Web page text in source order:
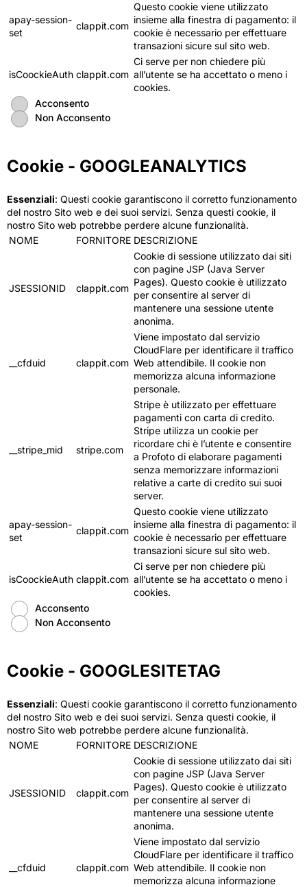
apay-session-
set
clappit.com
Questo cookie viene utilizzato
insieme alla finestra di pagamento: il
cookie è necessario per effettuare
transazioni sicure sul sito web.
isCoockieAuth clappit.com
Ci serve per non chiedere più
all’utente se ha accettato o meno i
cookies.
Acconsento
Non Acconsento
Cookie - GOOGLEANALYTICS
Essenziali: Questi cookie garantiscono il corretto funzionamento
del nostro Sito web e dei suoi servizi. Senza questi cookie, il
nostro Sito web potrebbe perdere alcune funzionalità.
NOME
FORNITORE DESCRIZIONE
JSESSIONID clappit.com
Cookie di sessione utilizzato dai siti
con pagine JSP (Java Server
Pages). Questo cookie è utilizzato
per consentire al server di
mantenere una sessione utente
anonima.
__cfduid clappit.com
Viene impostato dal servizio
CloudFlare per identificare il traffico
Web attendibile. Il cookie non
memorizza alcuna informazione
personale.
__stripe_mid stripe.com
Stripe è utilizzato per effettuare
pagamenti con carta di credito.
Stripe utilizza un cookie per
ricordare chi è l’utente e consentire
a Profoto di elaborare pagamenti
senza memorizzare informazioni
relative a carte di credito sui suoi
server.
apay-session-
set
clappit.com
Questo cookie viene utilizzato
insieme alla finestra di pagamento: il
cookie è necessario per effettuare
transazioni sicure sul sito web.
isCoockieAuth clappit.com
Ci serve per non chiedere più
all’utente se ha accettato o meno i
cookies.
Acconsento
Non Acconsento
Cookie - GOOGLESITETAG
Essenziali: Questi cookie garantiscono il corretto funzionamento
del nostro Sito web e dei suoi servizi. Senza questi cookie, il
nostro Sito web potrebbe perdere alcune funzionalità.
NOME
FORNITORE DESCRIZIONE
JSESSIONID clappit.com
Cookie di sessione utilizzato dai siti
con pagine JSP (Java Server
Pages). Questo cookie è utilizzato
per consentire al server di
mantenere una sessione utente
anonima.
__cfduid clappit.com
Viene impostato dal servizio
CloudFlare per identificare il traffico
Web attendibile. Il cookie non
memorizza alcuna informazione